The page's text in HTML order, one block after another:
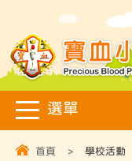
首頁 > 學校活動